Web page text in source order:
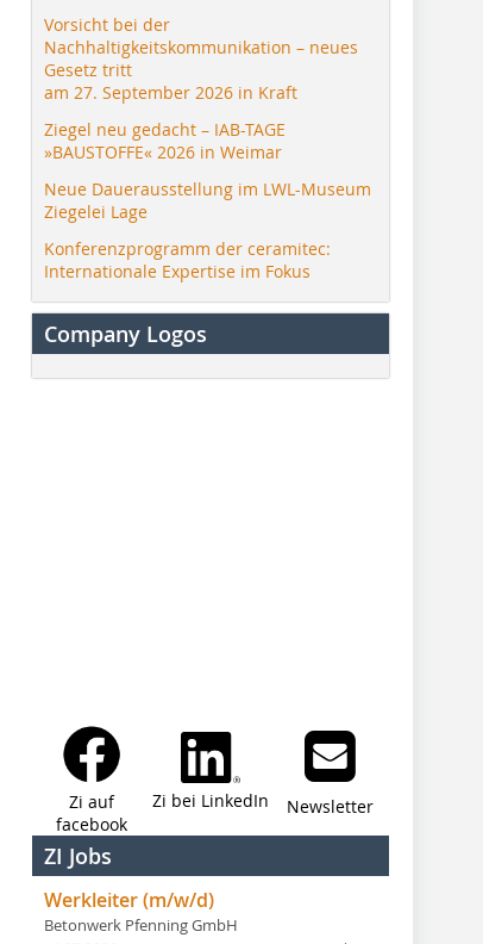
Vorsicht bei der
Nachhaltigkeitskommunikation – neues
Gesetz tritt
am 27. September 2026 in Kraft
Ziegel neu gedacht – IAB-TAGE
»BAUSTOFFE« 2026 in Weimar
Neue Dauerausstellung im LWL-Museum
Ziegelei Lage
Konferenzprogramm der ceramitec:
Internationale Expertise im Fokus
Company Logos
Zi auf
facebook
Zi bei LinkedIn Newsletter
ZI Jobs
Werkleiter (m/w/d)
Betonwerk Pfenning GmbH